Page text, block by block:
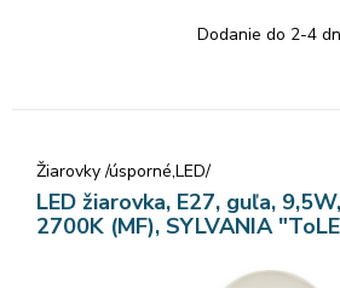
Dodanie do 2-4
Žiarovky /úsporné,LED/
LED žiarovka, E27, guľa,
2700K (MF), SYLVANIA